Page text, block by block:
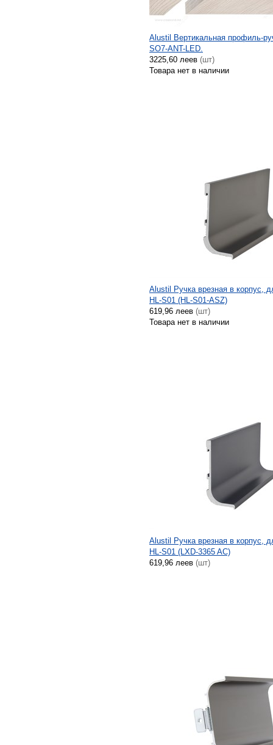
Alustil Вертикальная профиль-
SO7-ANT-LED.
3225,60 леев (шт)
Товара нет в наличии
Alustil Ручка врезная в корпус,
HL-S01 (HL-S01-ASZ)
619,96 леев (шт)
Товара нет в наличии
Alustil Ручка врезная в корпус,
HL-S01 (LXD-3365 AC)
619,96 леев (шт)